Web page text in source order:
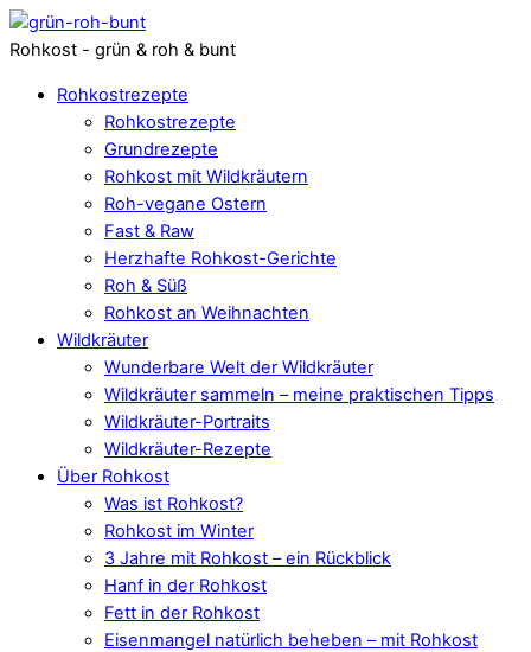
Rohkost - grün & roh & bunt
Rohkostrezepte
Rohkostrezepte
Grundrezepte
Rohkost mit Wildkräutern
Roh-vegane Ostern
Fast & Raw
Herzhafte Rohkost-Gerichte
Roh & Süß
Rohkost an Weihnachten
Wildkräuter
Wunderbare Welt der Wildkräuter
Wildkräuter sammeln – meine praktischen Tipps
Wildkräuter-Portraits
Wildkräuter-Rezepte
Über Rohkost
Was ist Rohkost?
Rohkost im Winter
3 Jahre mit Rohkost – ein Rückblick
Hanf in der Rohkost
Fett in der Rohkost
Eisenmangel natürlich beheben – mit Rohkost